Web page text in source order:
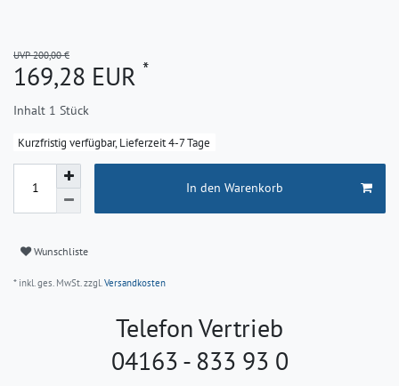
UVP 200,00 €
169,28 EUR *
Inhalt 1 Stück
Kurzfristig verfügbar, Lieferzeit 4-7 Tage
In den Warenkorb
Wunschliste
* inkl. ges. MwSt. zzgl.Versandkosten
Telefon Vertrieb
04163 - 833 93 0